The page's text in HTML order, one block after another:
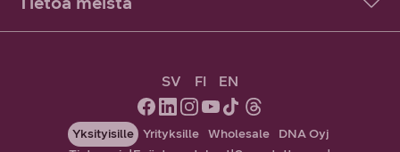
SV FI EN
Yksityisille Yrityksille Wholesale
DNA Oyj